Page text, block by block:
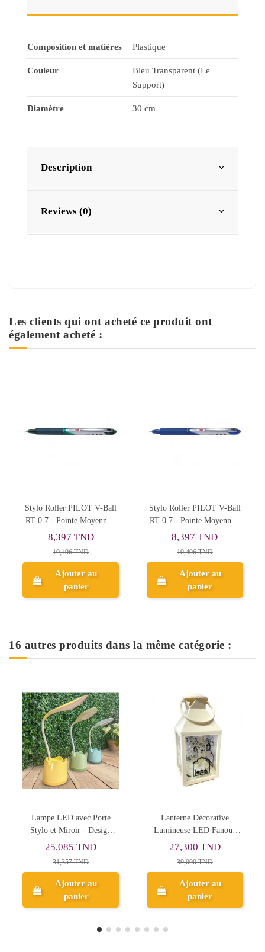
Composition et matières Plastique
Couleur
Bleu Transparent (Le
Support)
Diamètre 30 cm
Description
Reviews (0)
Les clients qui ont acheté ce produit ont
également acheté :
Stylo Roller PILOT V-Ball
RT 0.7 - Pointe Moyenne -
Vert
8,397 TND
10,496 TND
Ajouter au
panier
Stylo Roller PILOT V-Ball
RT 0.7 - Pointe Moyenne -
Bleu
8,397 TND
10,496 TND
Ajouter au
panier
16 autres produits dans la même catégorie :
Lanterne Décorative
Lumineuse LED Fanous
Ramadan فانوس رمضان
27,300 TND
39,000 TND
Ajouter au
panier
Veuilleuse LED avec Cadre
Photo en Cristal Élégant
50,161 TND
62,701 TND
Ajouter au
panier